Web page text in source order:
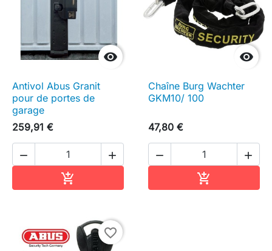

Antivol Abus Granit
pour de portes de
garage
259,91 €
 


Chaîne Burg Wachter
GKM10/ 100
47,80 €
 

favorite_border